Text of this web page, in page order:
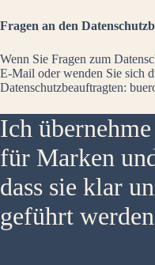
Fragen an den
Wenn Sie Fragen zum
E-Mail oder wenden Sie sich
Datenschutzbeauftragten:
Ich
für Marken
dass sie klar
geführt